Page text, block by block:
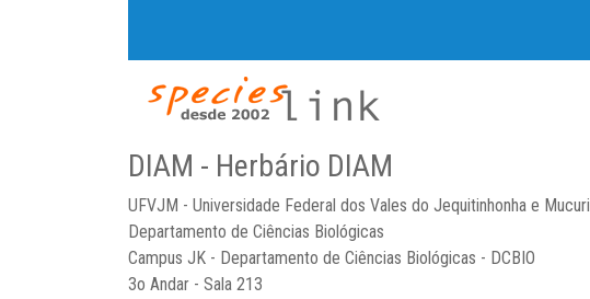
DIAM - Herbário DIAM
UFVJM - Universidade Federal dos Vales do Jequitinhonha e Mucuri
Departamento de Ciências Biológicas
Campus JK - Departamento de Ciências Biológicas - DCBIO
3o Andar - Sala 213